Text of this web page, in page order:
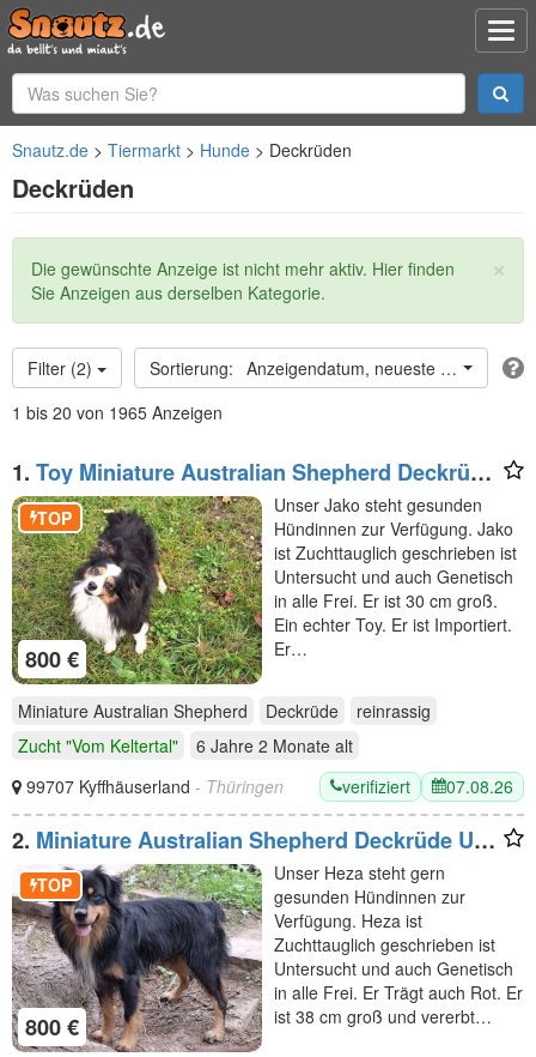
Snautz.de Tiermarkt Hunde Deckrüden
Deckrüden
×
Statusmeldung
Die gewünschte Anzeige ist nicht mehr aktiv. Hier finden
Sie Anzeigen aus derselben Kategorie.
Filter (2)
Anzeigendatum, neueste oben
1 bis 20 von 1965 Anzeigen
1. Toy Miniature Australian Shepherd Deckrüde
Import
800 €
TOP
Unser Jako steht gesunden
Hündinnen zur Verfügung. Jako
ist Zuchttauglich geschrieben ist
Untersucht und auch Genetisch
in alle Frei. Er ist 30 cm groß.
Ein echter Toy. Er ist Importiert.
Er…
Miniature Australian Shepherd Deckrüde
reinrassig
Zucht "Vom Keltertal"
6 Jahre 2 Monate alt
99707 Kyffhäuserland - Thüringen verifiziert 07.08.26
2. Miniature Australian Shepherd Deckrüde USA
Import
800 €
TOP
Unser Heza steht gern
gesunden Hündinnen zur
Verfügung. Heza ist
Zuchttauglich geschrieben ist
Untersucht und auch Genetisch
in alle Frei. Er Trägt auch Rot. Er
ist 38 cm groß und vererbt…